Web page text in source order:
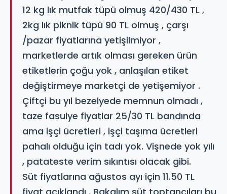
12 kg lık mutfak tüpü olmuş 420/430 TL ,
2kg lık piknik tüpü 90 TL olmuş , çarşı
/pazar fiyatlarına yetişilmiyor ,
marketlerde artık olması gereken ürün
etiketlerin çoğu yok , anlaşılan etiket
değiştirmeye marketçi de yetişemiyor .
Çiftçi bu yıl bezelyede memnun olmadı ,
taze fasulye fiyatlar 25/30 TL bandında
ama işçi ücretleri , işçi taşıma ücretleri
pahalı olduğu için tadı yok. Vişnede yok yılı
, patateste verim sıkıntısı olacak gibi.
Süt fiyatlarına ağustos ayı için 11.50 TL